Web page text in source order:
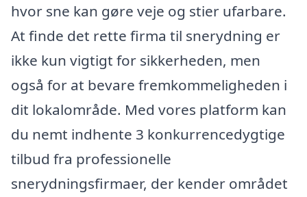
hvor sne kan gøre veje og stier ufarbare.
At finde det rette firma til snerydning er
ikke kun vigtigt for sikkerheden, men
også for at bevare fremkommeligheden i
dit lokalområde. Med vores platform kan
du nemt indhente 3 konkurrencedygtige
tilbud fra professionelle
snerydningsfirmaer, der kender området